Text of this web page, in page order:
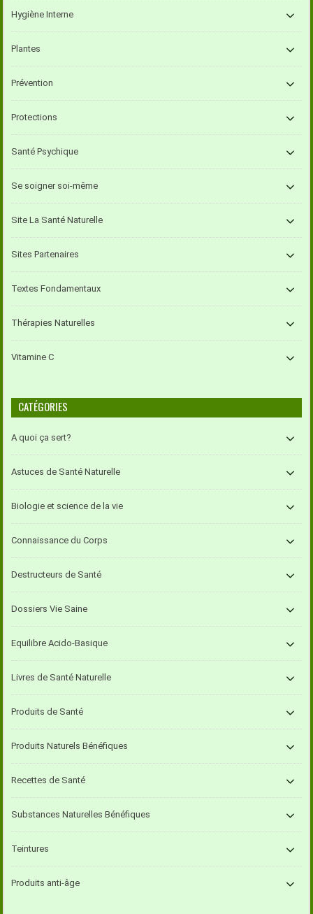
Hygiène Interne
Plantes
Prévention
Protections
Santé Psychique
Se soigner soi-même
Site La Santé Naturelle
Sites Partenaires
Textes Fondamentaux
Thérapies Naturelles
Vitamine C
CATÉGORIES
A quoi ça sert?
Astuces de Santé Naturelle
Biologie et science de la vie
Connaissance du Corps
Destructeurs de Santé
Dossiers Vie Saine
Equilibre Acido-Basique
Livres de Santé Naturelle
Produits de Santé
Produits Naturels Bénéfiques
Recettes de Santé
Substances Naturelles Bénéfiques
Teintures
Produits anti-âge